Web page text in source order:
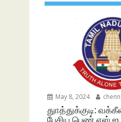
May 8, 2024
துாத்துக்குடி:
பேசிய பெண்